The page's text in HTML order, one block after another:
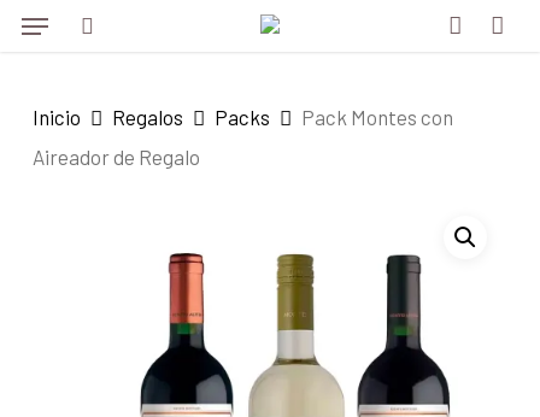
Skip
content
Menu
Inicio Regalos Packs
Pack Montes con
Aireador de Regalo